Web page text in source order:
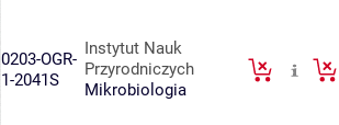
0203-OGR-
1-2041S
Instytut Nauk
Przyrodniczych
Mikrobiologia